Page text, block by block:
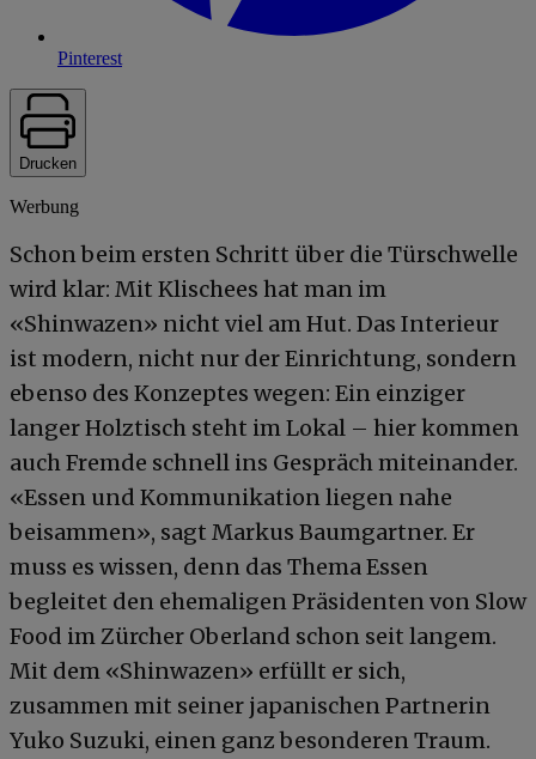
Pinterest
Drucken
Werbung
Schon beim ersten Schritt über die Türschwelle
wird klar: Mit Klischees hat man im
«Shinwazen» nicht viel am Hut. Das Interieur
ist modern, nicht nur der Einrichtung, sondern
ebenso des Konzeptes wegen: Ein einziger
langer Holztisch steht im Lokal – hier kommen
auch Fremde schnell ins Gespräch miteinander.
«Essen und Kommunikation liegen nahe
beisammen», sagt Markus Baumgartner. Er
muss es wissen, denn das Thema Essen
begleitet den ehemaligen Präsidenten von Slow
Food im Zürcher Oberland schon seit langem.
Mit dem «Shinwazen» erfüllt er sich,
zusammen mit seiner japanischen Partnerin
Yuko Suzuki, einen ganz besonderen Traum.